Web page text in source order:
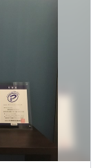
ム
ありません）
変動あり）